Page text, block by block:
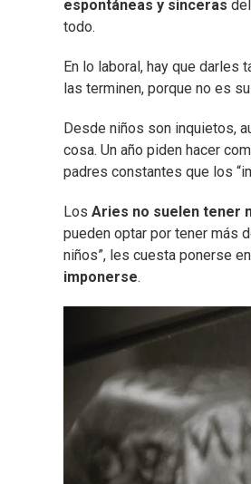
espontáneas y sinceras del
todo.
En lo laboral, hay que
las terminen, porque no es
Desde niños son inquietos,
cosa. Un año piden hacer
padres constantes que los
Los Aries no suelen tener
pueden optar por tener más
niños”, les cuesta ponerse
imponerse.